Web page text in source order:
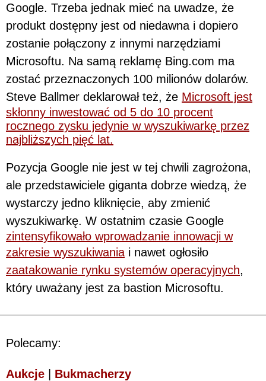
Google. Trzeba jednak mieć na uwadze, że
produkt dostępny jest od niedawna i dopiero
zostanie połączony z innymi narzędziami
Microsoftu. Na samą reklamę Bing.com ma
zostać przeznaczonych 100 milionów dolarów.
Steve Ballmer deklarował też, że Microsoft jest
skłonny inwestować od 5 do 10 procent
rocznego zysku jedynie w wyszukiwarkę przez
najbliższych pięć lat.
Pozycja Google nie jest w tej chwili zagrożona,
ale przedstawiciele giganta dobrze wiedzą, że
wystarczy jedno kliknięcie, aby zmienić
wyszukiwarkę. W ostatnim czasie Google
zintensyfikowało wprowadzanie innowacji w
zakresie wyszukiwania i nawet ogłosiło
zaatakowanie rynku systemów operacyjnych,
który uważany jest za bastion Microsoftu.
Polecamy:
Aukcje Bukmacherzy